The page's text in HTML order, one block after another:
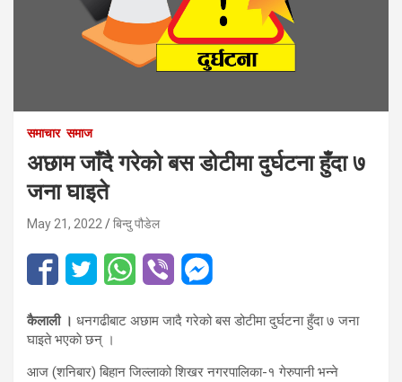
समाचार समाज
अछाम जाँदै गरेको बस डोटीमा दुर्घटना हुँदा ७
जना घाइते
May 21, 2022 बिन्दु पौडेल
कैलाली । धनगढीबाट अछाम जादै गरेको बस डोटीमा दुर्घटना हुँदा ७ जना
घाइते भएकाे छन् ।
आज (शनिबार) बिहान जिल्लाको शिखर नगरपालिका-१ गेरुपानी भन्ने